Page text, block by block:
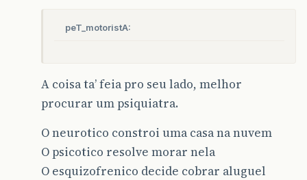
peT_motoristA:
A coisa ta’ feia pro seu lado, melhor
procurar um psiquiatra.
O neurotico constroi uma casa na nuvem
O psicotico resolve morar nela
O esquizofrenico decide cobrar aluguel